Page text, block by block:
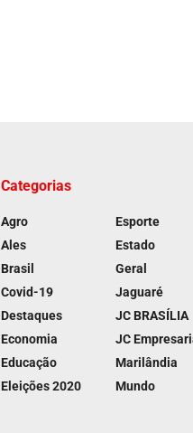
Categorias
Agro
Ales
Brasil
Covid-19
Destaques
Economia
Educação
Eleições 2020
Esporte
Estado
Geral
Jaguaré
JC BRASÍLIA
JC
Marilândia
Mundo